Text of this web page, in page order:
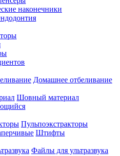
наконечники
Домашнее отбеливание
Шовный материал
Пульпоэкстракторы
Штифты
Файлы для ультразвука